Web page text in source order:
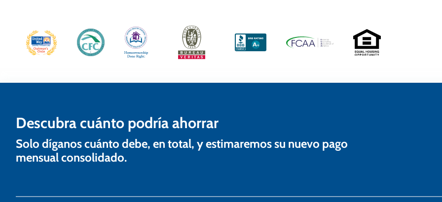
g
a
i
n
d
e
n
Descubra cuánto podría ahorrar
Solo díganos cuánto debe, en total, y estimaremos su nuevo pago
mensual consolidado.